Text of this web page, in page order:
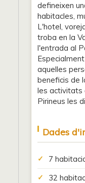
defineixen
habitacles,
L'hotel,
troba en la
l'entrada al
aquelles
beneficis de
les activitats
Pirineus les
Dades
7
32